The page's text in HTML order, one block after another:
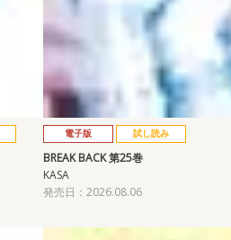
電子版 試し読み
BREAK BACK 第25巻
KASA
発売日：2026.08.06